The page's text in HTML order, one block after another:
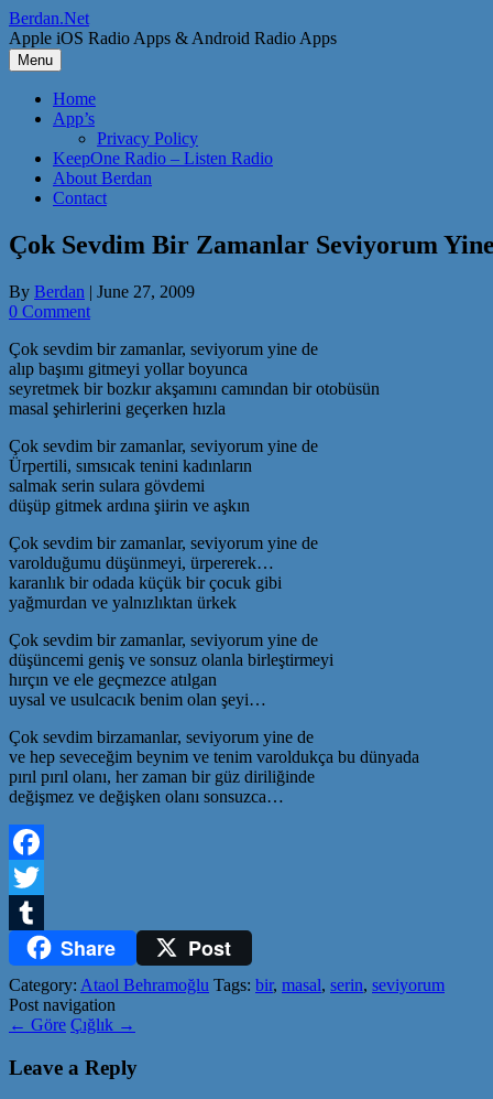
Skip
to
content
Berdan.Net
Apple iOS Radio Apps & Android Radio Apps
Menu
Home
App’s
Privacy Policy
KeepOne Radio – Listen Radio
About Berdan
Contact
Çok Sevdim Bir Zamanlar Seviyorum
By Berdan | June 27, 2009
0 Comment
Çok sevdim bir zamanlar, seviyorum yine de
alıp başımı gitmeyi yollar boyunca
seyretmek bir bozkır akşamını camından bir otobüsün
masal şehirlerini geçerken hızla
Çok sevdim bir zamanlar, seviyorum yine de
Ürpertili, sımsıcak tenini kadınların
salmak serin sulara gövdemi
düşüp gitmek ardına şiirin ve aşkın
Çok sevdim bir zamanlar, seviyorum yine de
varolduğumu düşünmeyi, ürpererek…
karanlık bir odada küçük bir çocuk gibi
yağmurdan ve yalnızlıktan ürkek
Çok sevdim bir zamanlar, seviyorum yine de
düşüncemi geniş ve sonsuz olanla birleştirmeyi
hırçın ve ele geçmezce atılgan
uysal ve usulcacık benim olan şeyi…
Çok sevdim birzamanlar, seviyorum yine de
ve hep seveceğim beynim ve tenim varoldukça bu dünyada
pırıl pırıl olanı, her zaman bir güz diriliğinde
değişmez ve değişken olanı sonsuzca…
Facebook
Twitter
Tumblr Share Post
Category: Ataol Behramoğlu Tags: bir, masal, serin, seviyorum
Post navigation
← Göre Çığlık →
Leave a Reply